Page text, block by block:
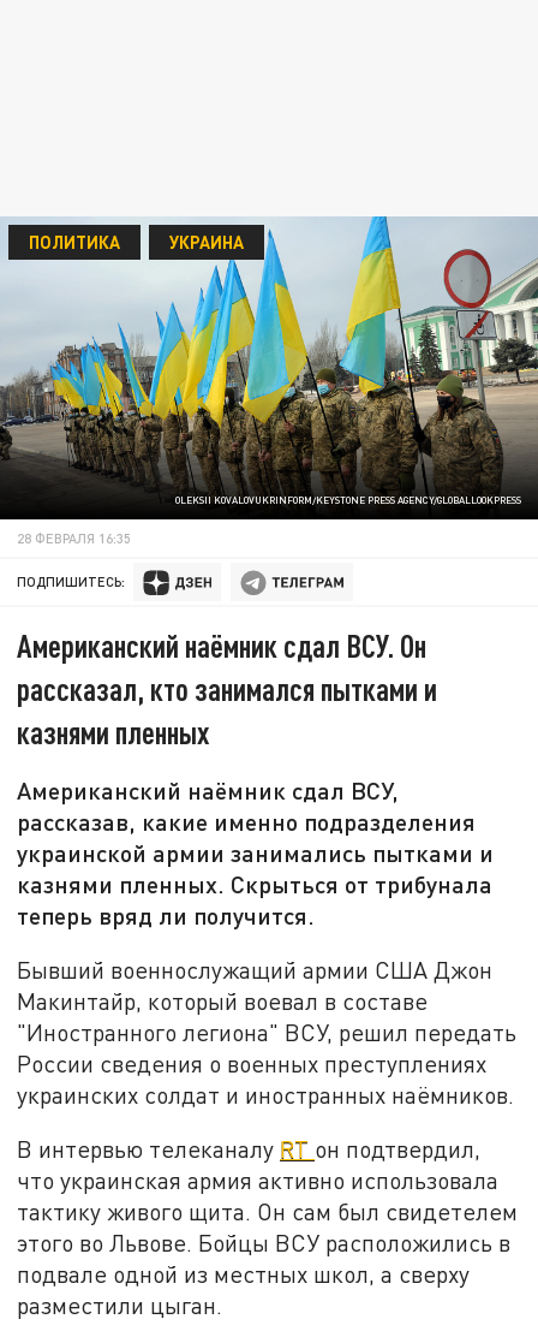
OLEKSII KOVALOVUKRINFORM/KEYSTONE PRESS AGENCY/GLOBALLOOKPRESS
ПОЛИТИКА УКРАИНА
28 ФЕВРАЛЯ 16:35
ПОДПИШИТЕСЬ:
Американский наёмник сдал ВСУ. Он
рассказал, кто занимался пытками и
казнями пленных
Американский наёмник сдал ВСУ,
рассказав, какие именно подразделения
украинской армии занимались пытками и
казнями пленных. Скрыться от трибунала
теперь вряд ли получится.
Бывший военнослужащий армии США Джон
Макинтайр, который воевал в составе
"Иностранного легиона" ВСУ, решил передать
России сведения о военных преступлениях
украинских солдат и иностранных наёмников.
В интервью телеканалу RT он подтвердил,
что украинская армия активно использовала
тактику живого щита. Он сам был свидетелем
этого во Львове. Бойцы ВСУ расположились в
подвале одной из местных школ, а сверху
разместили цыган.